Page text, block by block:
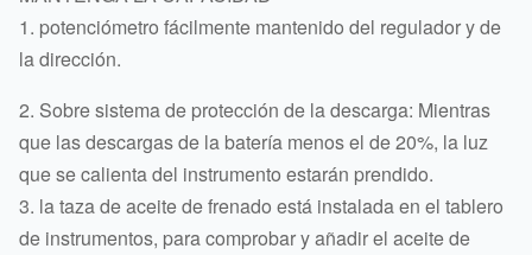
1. potenciómetro fácilmente mantenido del regulador y de
la dirección.
2. Sobre sistema de protección de la descarga: Mientras
que las descargas de la batería menos el de 20%, la luz
que se calienta del instrumento estarán prendido.
3. la taza de aceite de frenado está instalada en el tablero
de instrumentos, para comprobar y añadir el aceite de